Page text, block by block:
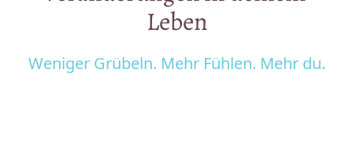
Leben
Weniger Grübeln. Mehr Fühlen. Mehr du.